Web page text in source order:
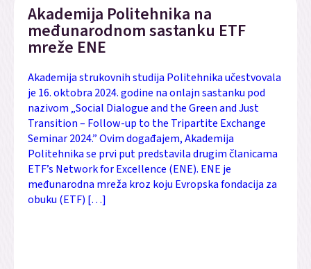
Akademija Politehnika na
međunarodnom sastanku ETF
mreže ENE
Akademija strukovnih studija Politehnika učestvovala
je 16. oktobra 2024. godine na onlajn sastanku pod
nazivom „Social Dialogue and the Green and Just
Transition – Follow-up to the Tripartite Exchange
Seminar 2024.” Ovim događajem, Akademija
Politehnika se prvi put predstavila drugim članicama
ETF’s Network for Excellence (ENE). ENE je
međunarodna mreža kroz koju Evropska fondacija za
obuku (ETF) […]